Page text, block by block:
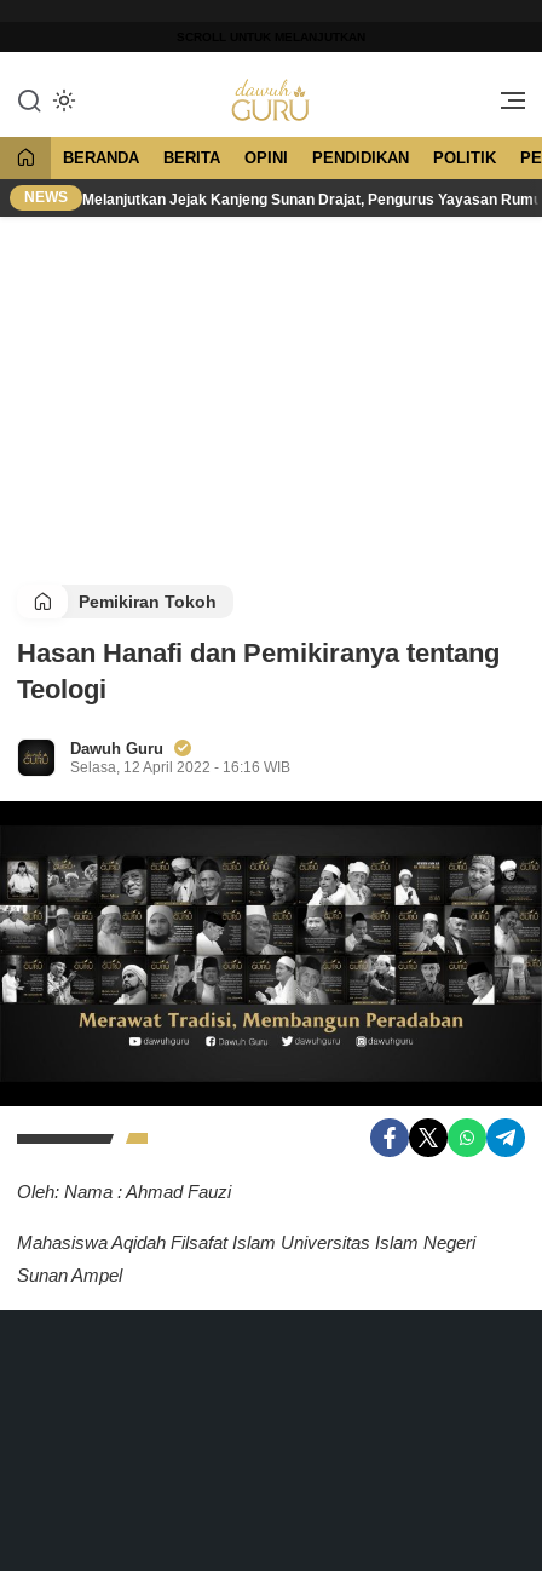
konten
Dawuh Guru
Merawat Tradisi, Membangun
BERANDA BERITA OPINI PENDIDIKAN POLITIK
NEWS Melanjutkan Jejak Kanjeng Sunan Drajat, Pengurus Yayasan
Pemikiran Tokoh
Hasan Hanafi dan Pemikiranya tentang
Teologi
Dawuh Guru
Selasa, 12 April 2022 - 16:16 WIB
Oleh: Nama : Ahmad Fauzi
Mahasiswa Aqidah Filsafat Islam Universitas Islam Negeri
Sunan Ampel